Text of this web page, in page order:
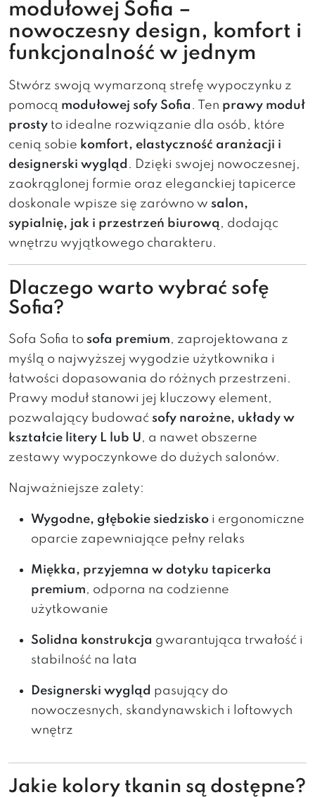
modułowej Sofia –
nowoczesny design, komfort i
funkcjonalność w jednym
Stwórz swoją wymarzoną strefę wypoczynku z
pomocą modułowej sofy Sofia . Ten prawy moduł
prosty to idealne rozwiązanie dla osób, które
cenią sobie komfort, elastyczność aranżacji i
designerski wygląd . Dzięki swojej nowoczesnej,
zaokrąglonej formie oraz eleganckiej tapicerce
doskonale wpisze się zarówno w salon,
sypialnię, jak i przestrzeń biurową , dodając
wnętrzu wyjątkowego charakteru.
Dlaczego warto wybrać sofę
Sofia?
Sofa Sofia to sofa premium, zaprojektowana z
myślą o najwyższej wygodzie użytkownika i
łatwości dopasowania do różnych przestrzeni.
Prawy moduł stanowi jej kluczowy element,
pozwalający budować sofy narożne, układy w
kształcie litery L lub U, a nawet obszerne
zestawy wypoczynkowe do dużych salonów.
Najważniejsze zalety:
Wygodne, głębokie siedzisko i ergonomiczne
oparcie zapewniające pełny relaks
Miękka, przyjemna w dotyku tapicerka
premium, odporna na codzienne
użytkowanie
Solidna konstrukcja gwarantująca trwałość i
stabilność na lata
Designerski wygląd pasujący do
nowoczesnych, skandynawskich i loftowych
wnętrz
Jakie kolory tkanin są dostępne?